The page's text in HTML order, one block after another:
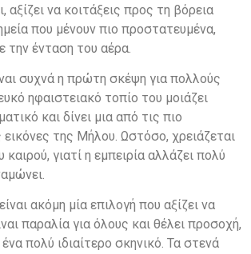
αξίζει να κοιτάξεις προς τη βόρεια
που μένουν πιο προστατευμένα,
την ένταση του αέρα.
συχνά η πρώτη σκέψη για πολλούς
ηφαιστειακό τοπίο του μοιάζει
και δίνει μια από τις πιο
εικόνες της Μήλου. Ωστόσο, χρειάζεται
γιατί η εμπειρία αλλάζει πολύ
ακόμη μία επιλογή που αξίζει να
παραλία για όλους και θέλει προσοχή,
πολύ ιδιαίτερο σκηνικό. Τα στενά